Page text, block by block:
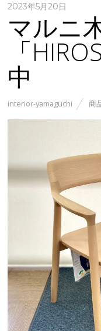
2023年5月20日
マルニ
「
中
interior-yamaguchi 商